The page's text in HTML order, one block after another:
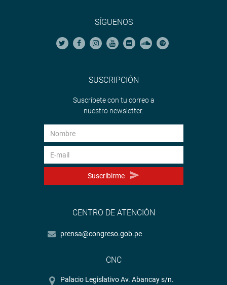
SÍGUENOS
SUSCRIPCIÓN
Suscríbete con tu correo a
nuestro newsletter.
Suscribirme
CENTRO DE ATENCIÓN
prensa@congreso.gob.pe
CNC
Palacio Legislativo Av. Abancay s/n.